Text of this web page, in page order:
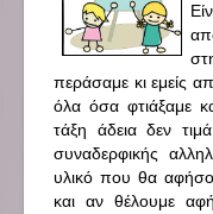
περάσαμε κι εμείς
όλα όσα φτιάξαμε
τάξη άδεια δεν
συναδερφικής
υλικό που θα
και αν θέλουμε